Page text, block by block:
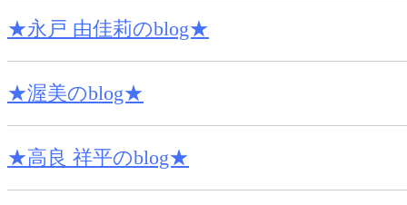
★永戸 由佳莉のblog★
★渥美のblog★
★高良 祥平のblog★